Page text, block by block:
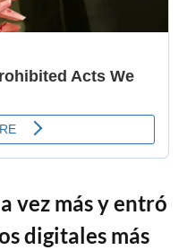
vez más y entró
digitales más